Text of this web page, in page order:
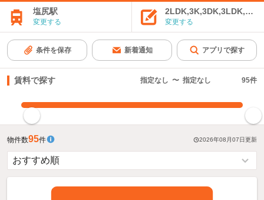
塩尻駅
変更する 変更する
条件を保存 新着通知 アプリで探す
賃料で探す 指定なし 〜 指定なし 95件
物件数95件 2026年08月07日更新